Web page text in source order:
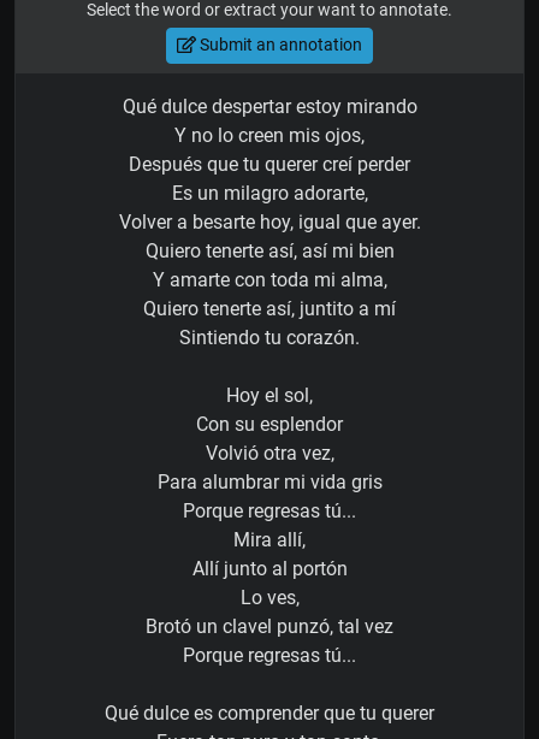
Select the word or extract your want to annotate.
Submit an annotation
Qué dulce despertar estoy mirando
Y no lo creen mis ojos,
Después que tu querer creí perder
Es un milagro adorarte,
Volver a besarte hoy, igual que ayer.
Quiero tenerte así, así mi bien
Y amarte con toda mi alma,
Quiero tenerte así, juntito a mí
Sintiendo tu corazón.
Hoy el sol,
Con su esplendor
Volvió otra vez,
Para alumbrar mi vida gris
Porque regresas tú...
Mira allí,
Allí junto al portón
Lo ves,
Brotó un clavel punzó, tal vez
Porque regresas tú...
Qué dulce es comprender que tu querer